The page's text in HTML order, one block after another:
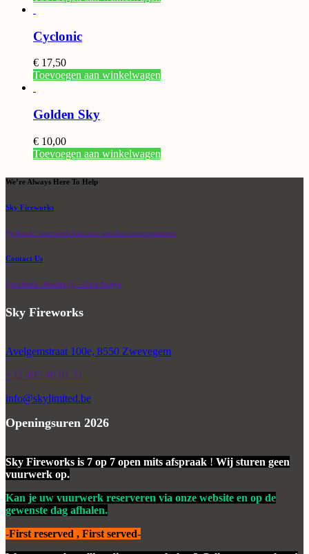
Cyclonic
€ 17,50
Toevoegen aan winkelwagen
Golden Sky
€ 10,00
Toevoegen aan winkelwagen
We’re Always Here To Help
Sky Fireworks
Verkocht vuurwerk kan niet worden teruggenomen
Contact Us
Facebook -Wedstrijd - Give Aways
Sky Fireworks
Avelgemstraat 100e, 8550 Zwevegem
+32 495 46 91 51
info@skylimited.be
Openingsuren 2026
Sky Fireworks is 7 op 7 open mits afspraak ! Wij sturen geen
vuurwerk op.
Kan je uw vuurwerk reserveren via onze website en op de
gewenste dag afhalen.
-First reserved , First served-